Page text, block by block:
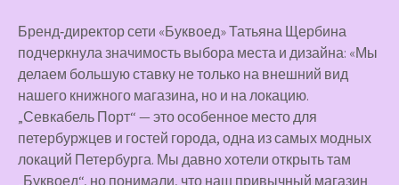
Бренд‑директор сети «Буквоед» Татьяна Щербина
подчеркнула значимость выбора места и дизайна: «Мы
делаем большую ставку не только на внешний вид
нашего книжного магазина, но и на локацию.
„Севкабель Порт“ — это особенное место для
петербуржцев и гостей города, одна из самых модных
локаций Петербурга. Мы давно хотели открыть там
„Буквоед“, но понимали, что наш привычный магазин